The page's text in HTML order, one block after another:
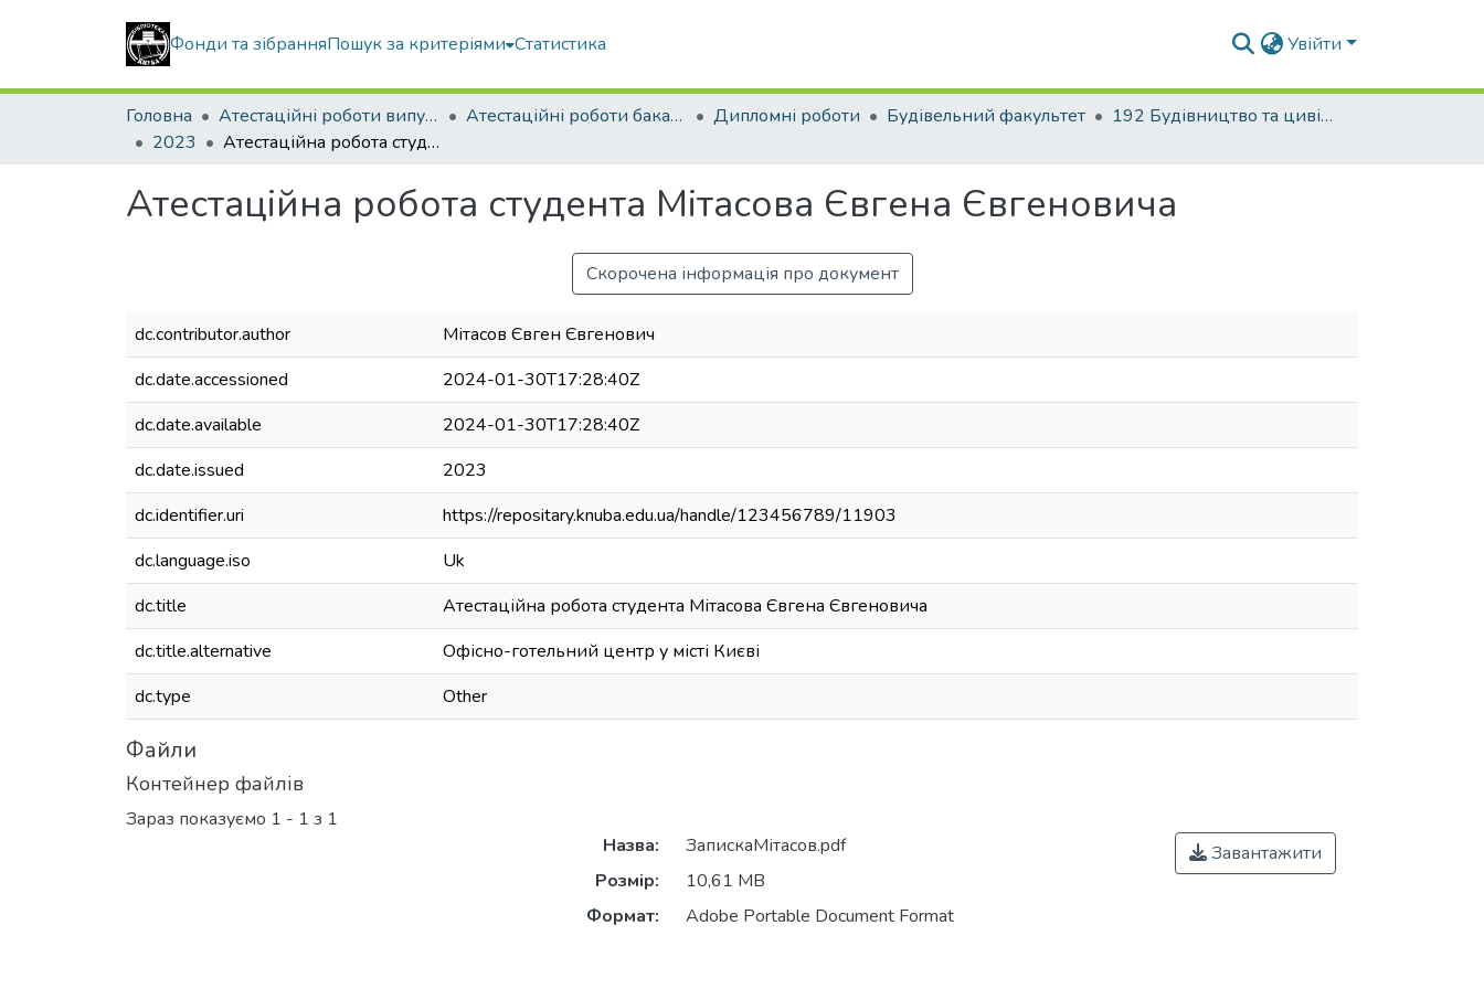
Фонди та зібранняПошук за критеріями Статистика Увійти
Головна Атестаційні роботи випускників Атестаційні роботи бакалаврів Дипломні роботи Будівельний факультет
192 Будівництво та цивільна інженерія. Промислове і цивільне будівництво
2023
Атестаційна робота студента Мітасова Євгена Євгеновича
Атестаційна робота студента Мітасова Євгена Євгеновича
Скорочена інформація про документ
dc.contributor.author
Мітасов Євген Євгенович
dc.date.accessioned
2024-01-30T17:28:40Z
dc.date.available
2024-01-30T17:28:40Z
dc.date.issued
2023
dc.identifier.uri
https://repositary.knuba.edu.ua/handle/123456789/11903
dc.language.iso
Uk
dc.title
Атестаційна робота студента Мітасова Євгена Євгеновича
dc.title.alternative
Офісно-готельний центр у місті Києві
dc.type
Other
Файли
Контейнер файлів
Зараз показуємо 1 - 1 з 1
Назва:
ЗапискаМітасов.pdf
Розмір:
10,61 MB
Формат:
Adobe Portable Document Format
Завантажити